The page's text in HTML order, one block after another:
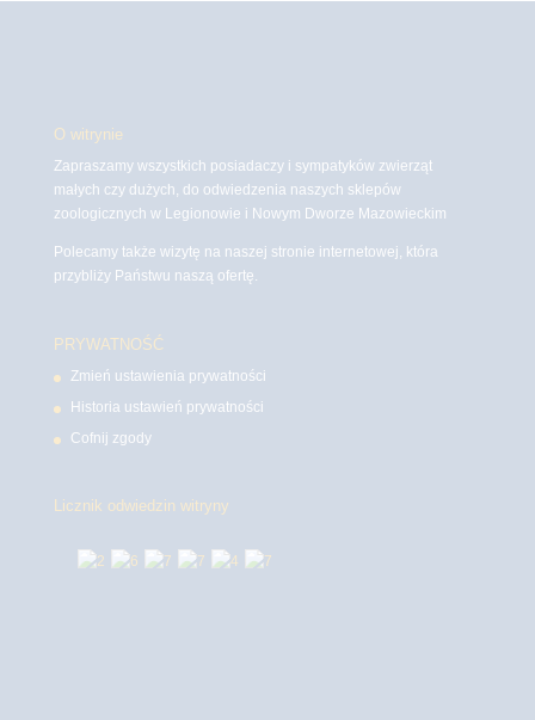
O witrynie
Zapraszamy wszystkich posiadaczy i sympatyków zwierząt
małych czy dużych, do odwiedzenia naszych sklepów
zoologicznych w Legionowie i Nowym Dworze Mazowieckim
Polecamy także wizytę na naszej stronie internetowej, która
przybliży Państwu naszą ofertę.
PRYWATNOŚĆ
Zmień ustawienia prywatności
Historia ustawień prywatności
Cofnij zgody
Licznik odwiedzin witryny